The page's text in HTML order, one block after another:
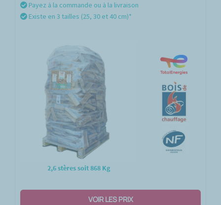
2,6 stères soit 868 Kg
Payez à la commande ou à la livraison
Existe en 3 tailles (25, 30 et 40 cm)*
VOIR LES PRIX